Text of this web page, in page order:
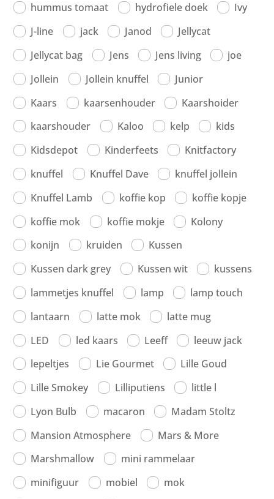
hummus tomaat
hydrofiele doek
Ivy
J-line
jack Janod
Jellycat
Jellycat bag
Jens Jens living
joe
Jollein
Jollein knuffel
Junior
Kaars
kaarsenhouder
Kaarshoider
kaarshouder
Kaloo kelp
kids
Kidsdepot
Kinderfeets
Knitfactory
knuffel
Knuffel Dave
knuffel jollein
Knuffel Lamb
koffie kop
koffie kopje
koffie mok
koffie mokje
Kolony
konijn
kruiden
Kussen
Kussen dark grey
Kussen wit
kussens
lammetjes knuffel
lamp
lamp touch
lantaarn
latte mok
latte mug
LED
led kaars Leeff
leeuw jack
lepeltjes
Lie Gourmet
Lille Goud
Lille Smokey
Lilliputiens
little l
Lyon Bulb
macaron
Madam Stoltz
Mansion Atmosphere
Mars & More
Marshmallow
mini rammelaar
minifiguur
mobiel
mok